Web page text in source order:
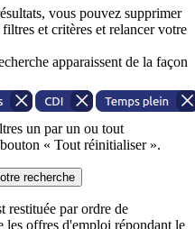
vous pouvez supprimer
et critères et relancer votre
apparaissent de la façon
un par un ou tout
« Tout réinitialiser ».
recherche
restituée par ordre de
les offres d'emploi répondant le